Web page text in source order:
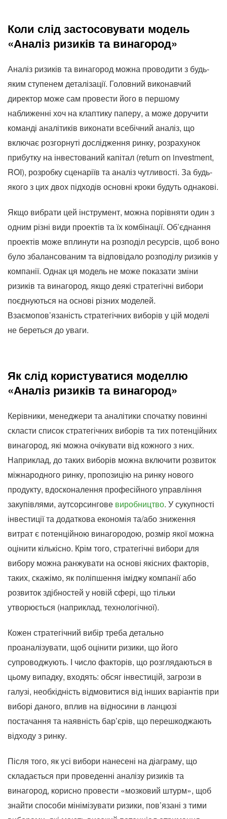
Коли слід застосовувати модель
«Аналіз ризиків та винагород»
Аналіз ризиків та винагород можна проводити з будь-
яким ступенем деталізації. Головний виконавчий
директор може сам провести його в першому
наближенні хоч на клаптику паперу, а може доручити
команді аналітиків виконати всебічний аналіз, що
включає розгорнуті дослідження ринку, розрахунок
прибутку на інвестований капітал (return on investment,
ROI), розробку сценаріїв та аналіз чутливості. За будь-
якого з цих двох підходів основні кроки будуть однакові.
Якщо вибрати цей інструмент, можна порівняти один з
одним різні види проектів та їх комбінації. Об’єднання
проектів може вплинути на розподіл ресурсів, щоб воно
було збалансованим та відповідало розподілу ризиків у
компанії. Однак ця модель не може показати зміни
ризиків та винагород, якщо деякі стратегічні вибори
поєднуються на основі різних моделей.
Взаємопов’язаність стратегічних виборів у цій моделі
не береться до уваги.
Як слід користуватися моделлю
«Аналіз ризиків та винагород»
Керівники, менеджери та аналітики спочатку повинні
скласти список стратегічних виборів та тих потенційних
винагород, які можна очікувати від кожного з них.
Наприклад, до таких виборів можна включити розвиток
міжнародного ринку, пропозицію на ринку нового
продукту, вдосконалення професійного управління
закупівлями, аутсорсингове виробництво. У сукупності
інвестиції та додаткова економія та/або зниження
витрат є потенційною винагородою, розмір якої можна
оцінити кількісно. Крім того, стратегічні вибори для
вибору можна ранжувати на основі якісних факторів,
таких, скажімо, як поліпшення іміджу компанії або
розвиток здібностей у новій сфері, що тільки
утворюється (наприклад, технологічної).
Кожен стратегічний вибір треба детально
проаналізувати, щоб оцінити ризики, що його
супроводжують. І число факторів, що розглядаються в
цьому випадку, входять: обсяг інвестицій, загрози в
галузі, необхідність відмовитися від інших варіантів при
виборі даного, вплив на відносини в ланцюзі
постачання та наявність бар’єрів, що перешкоджають
відходу з ринку.
Після того, як усі вибори нанесені на діаграму, що
складається при проведенні аналізу ризиків та
винагород, корисно провести «мозковий штурм», щоб
знайти способи мінімізувати ризики, пов’язані з тими